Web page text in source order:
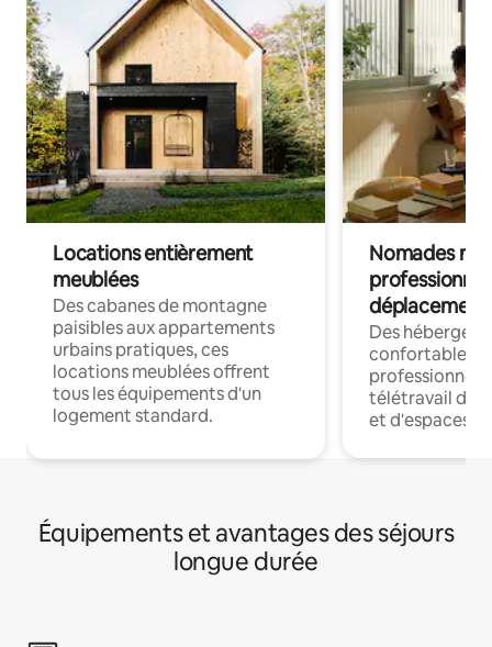
Locations entièrement
meublées
Des cabanes de montagne
paisibles aux appartements
urbains pratiques, ces
locations meublées offrent
tous les équipements d'un
logement standard.
Nomades
déplacement
Des
confortables
professionnels
télétravail
et d'espaces
Équipements et avantages des séjours
longue durée